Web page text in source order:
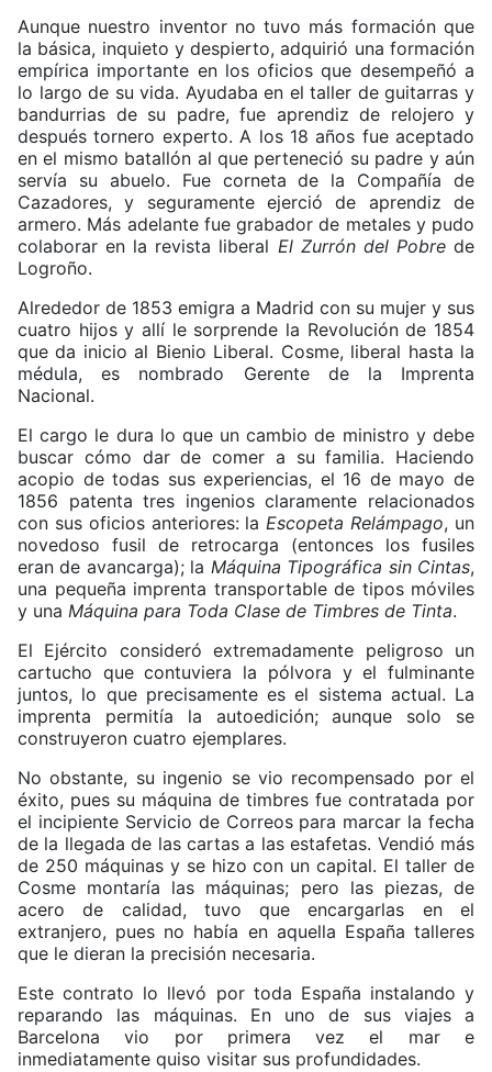
Aunque nuestro inventor no tuvo más formación que
la básica, inquieto y despierto, adquirió una formación
empírica importante en los oficios que desempeñó a
lo largo de su vida. Ayudaba en el taller de guitarras y
bandurrias de su padre, fue aprendiz de relojero y
después tornero experto. A los 18 años fue aceptado
en el mismo batallón al que perteneció su padre y aún
servía su abuelo. Fue corneta de la Compañía de
Cazadores, y seguramente ejerció de aprendiz de
armero. Más adelante fue grabador de metales y pudo
colaborar en la revista liberal El Zurrón del Pobrede
Logroño.
Alrededor de 1853 emigra a Madrid con su mujer y sus
cuatro hijos y allí le sorprende la Revolución de 1854
que da inicio al Bienio Liberal. Cosme, liberal hasta la
médula, es nombrado Gerente de la Imprenta
Nacional.
El cargo le dura lo que un cambio de ministro y debe
buscar cómo dar de comer a su familia. Haciendo
acopio de todas sus experiencias, el 16 de mayo de
1856 patenta tres ingenios claramente relacionados
con sus oficios anteriores: laEscopeta Relámpago, un
novedoso fusil de retrocarga (entonces los fusiles
eran de avancarga); la Máquina Tipográfica sin Cintas,
una pequeña imprenta transportable de tipos móviles
y una Máquina para Toda Clase de Timbres de Tinta.
El Ejército consideró extremadamente peligroso un
cartucho que contuviera la pólvora y el fulminante
juntos, lo que precisamente es el sistema actual. La
imprenta permitía la autoedición; aunque solo se
construyeron cuatro ejemplares.
No obstante, su ingenio se vio recompensado por el
éxito, pues su máquina de timbres fue contratada por
el incipiente Servicio de Correos para marcar la fecha
de la llegada de las cartas a las estafetas. Vendió más
de 250 máquinas y se hizo con un capital. El taller de
Cosme montaría las máquinas; pero las piezas, de
acero de calidad, tuvo que encargarlas en el
extranjero, pues no había en aquella España talleres
que le dieran la precisión necesaria.
Este contrato lo llevó por toda España instalando y
reparando las máquinas. En uno de sus viajes a
Barcelona vio por primera vez el mar e
inmediatamente quiso visitar sus profundidades.